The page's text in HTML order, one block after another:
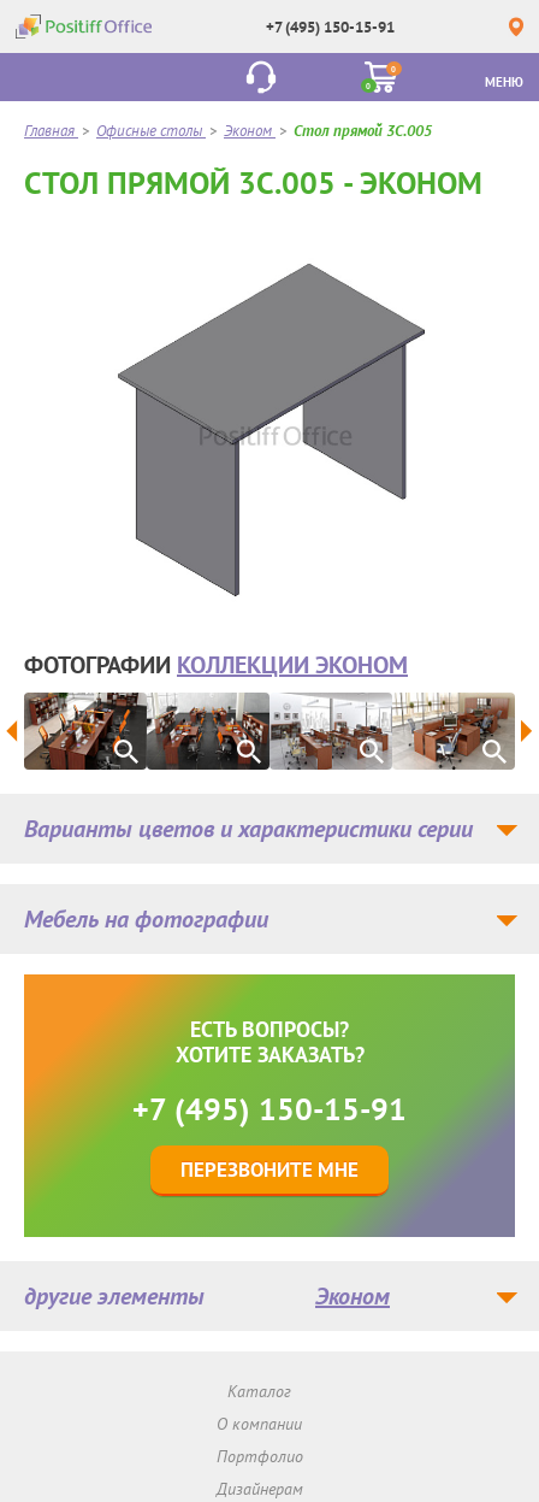
+7 (495) 150-15-91
0
0
МЕНЮ
Главная > Офисные столы > Эконом > Стол прямой 3С.005
СТОЛ ПРЯМОЙ 3С.005 - ЭКОНОМ
ФОТОГРАФИИ КОЛЛЕКЦИИ ЭКОНОМ
Мебель на фотографии
Варианты цветов и характеристики серии
ЕСТЬ ВОПРОСЫ?
ХОТИТЕ ЗАКАЗАТЬ?
+7 (495) 150-15-91
ПЕРЕЗВОНИТЕ МНЕ
другие элементы Эконом
Каталог
О компании
Портфолио
Дизайнерам